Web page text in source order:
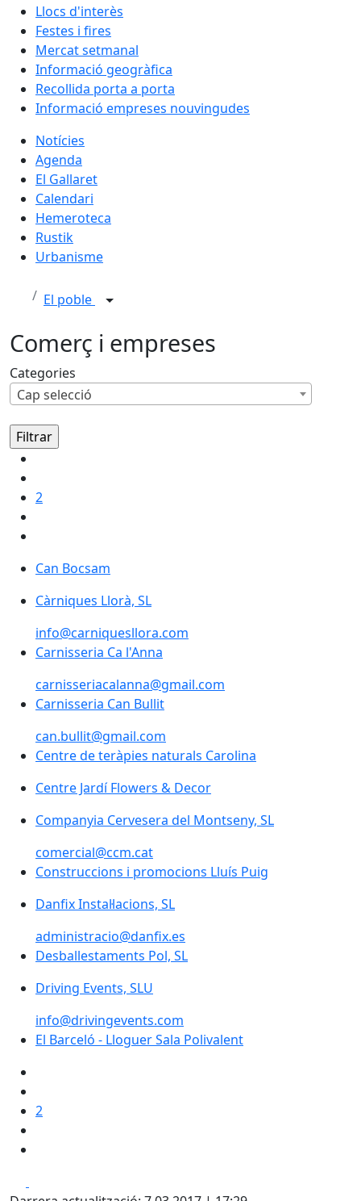
Llocs d'interès
Festes i fires
Mercat setmanal
Informació geogràfica
Recollida porta a porta
Informació empreses nouvingudes
Notícies
Agenda
El Gallaret
Calendari
Hemeroteca
Rustik
Urbanisme
El poble
Comerç i empreses
Categories
Cap selecció
2
Can Bocsam
Càrniques Llorà, SL
info@carniquesllora.com
Carnisseria Ca l'Anna
carnisseriacalanna@gmail.com
Carnisseria Can Bullit
can.bullit@gmail.com
Centre de teràpies naturals Carolina
Centre Jardí Flowers & Decor
Companyia Cervesera del Montseny, SL
comercial@ccm.cat
Construccions i promocions Lluís Puig
Danfix Instal·lacions, SL
administracio@danfix.es
Desballestaments Pol, SL
Driving Events, SLU
info@drivingevents.com
El Barceló - Lloguer Sala Polivalent
2